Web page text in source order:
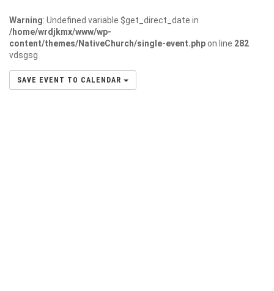
Warning: Undefined variable $get_direct_date in
/home/wrdjkmx/www/wp-
content/themes/NativeChurch/single-event.phpon line 282
vdsgsg
SAVE EVENT TO CALENDAR